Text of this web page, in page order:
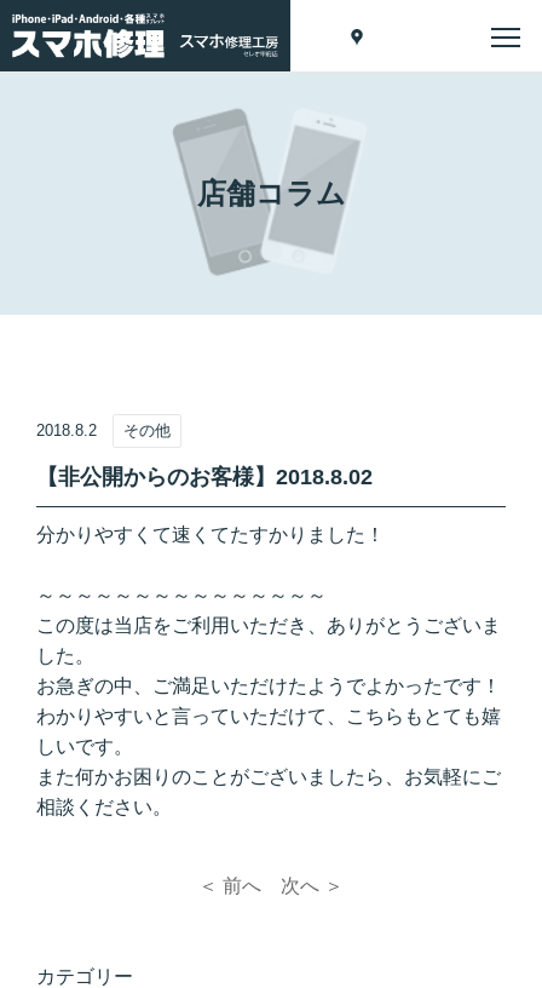
店舗コラム
2018.8.2 その他
【非公開からのお客様】2018.8.02
分かりやすくて速くてたすかりました！
～～～～～～～～～～～～～～～
この度は当店をご利用いただき、ありがとうございま
した。
お急ぎの中、ご満足いただけたようでよかったです！
わかりやすいと言っていただけて、こちらもとても嬉
しいです。
また何かお困りのことがございましたら、お気軽にご
相談ください。
＜ 前へ 次へ ＞
カテゴリー